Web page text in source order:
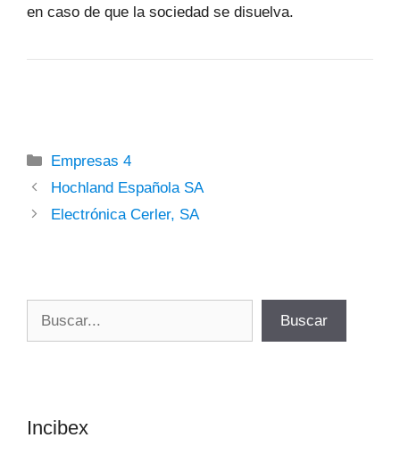
en caso de que la sociedad se disuelva.
Categorías
Empresas 4
Hochland Española SA
Electrónica Cerler, SA
Buscar
Incibex